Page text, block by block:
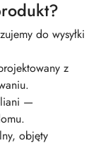
do wysyłki
z
—
objęty